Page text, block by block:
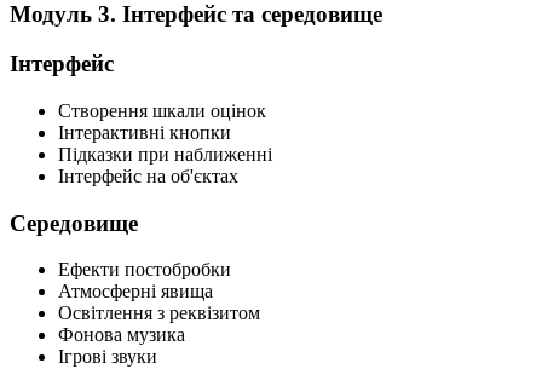
Модуль 3. Інтерфейс та середовище
Інтерфейс
Створення шкали оцінок
Інтерактивні кнопки
Підказки при наближенні
Інтерфейс на об'єктах
Середовище
Ефекти постобробки
Атмосферні явища
Освітлення з реквізитом
Фонова музика
Ігрові звуки